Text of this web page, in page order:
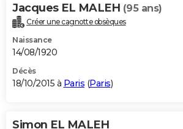
Jacques EL MALEH (95 ans)
Créer une cagnotte obsèques
Naissance
14/08/1920
Décès
18/10/2015 à Paris (Paris)
Simon EL MALEH